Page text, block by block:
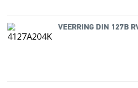
VEERRING DIN 127B